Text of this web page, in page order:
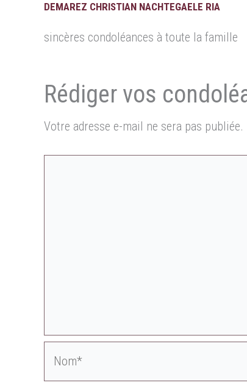
DEMAREZ CHRISTIAN NACHTEGAELE RIA
sincères condoléances à toute la famille
Votre adresse e-mail ne sera pas publiée.